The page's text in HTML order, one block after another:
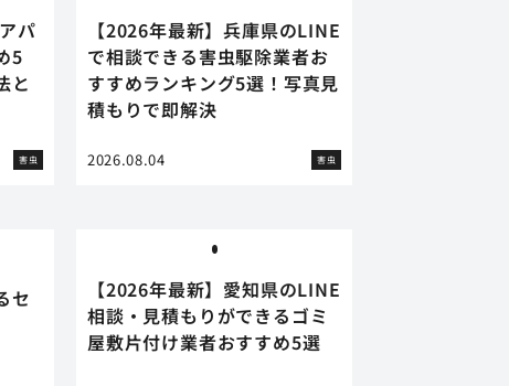
パ
5
と
害虫
【2026年最新】兵庫県のLINE
で相談できる害虫駆除業者お
すすめランキング5選！写真見
積もりで即解決
2026.08.04 害虫
セ
【2026年最新】愛知県のLINE
相談・見積もりができるゴミ
屋敷片付け業者おすすめ5選